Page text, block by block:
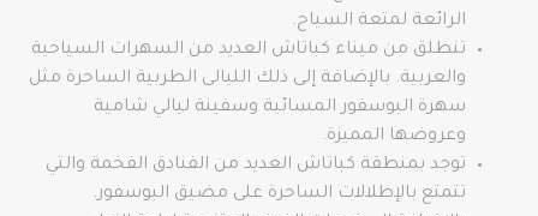
الرائعة لمتعة السياح.
تنطلق من ميناء كباتاش العديد من السهرات السياحية
والعربية. بالإضافة إلى ذلك الليالى الطربية الساحرة مثل
سهرة البوسفور المسائية وسفينة ليالي شامية
وعروضها المميزة.
توجد بمنطقة كباتاش العديد من الفنادق الفخمة والتي
تتمتع بالإطلالات الساحرة على مضيق البوسفور.